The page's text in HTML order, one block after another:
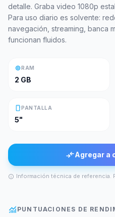
detalle. Graba video 1080p
Para uso diario es solvente:
navegación, streaming, banca
funcionan fluidos.
memoryRAM
2 GB
smartphonePANTALLA
5"
compare_arrowsAgregar a
info Información técnica de referencia.
monitoring PUNTUACIONES DE